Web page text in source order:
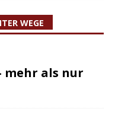
WEGE
mehr als nur